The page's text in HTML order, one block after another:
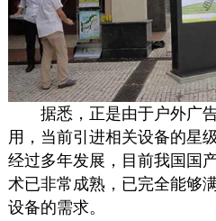
据悉，正是由于户外广
用，当前引进相关设备的星
经过多年发展，目前我国国
术已非常成熟，已完全能够
设备的需求。